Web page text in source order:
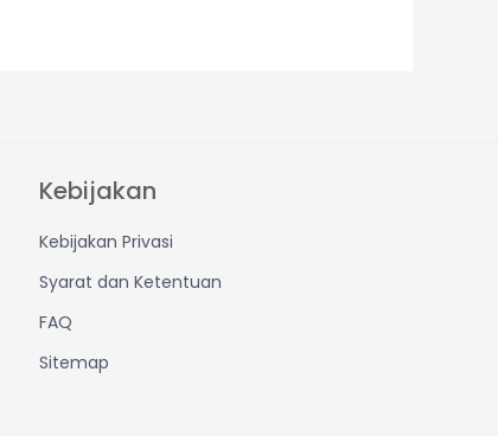
Kebijakan
Kebijakan Privasi
Syarat dan Ketentuan
FAQ
Sitemap